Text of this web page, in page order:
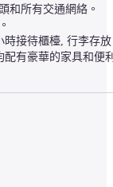
和所有交通網絡。
時接待櫃檯, 行李存放
配有豪華的家具和便